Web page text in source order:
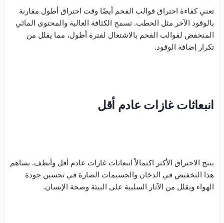
تعني كفاءة احتراق قوالب الفحم أيضًا وقت احتراق أطول مقارنة
بالوقود الآخر مثل الحطب. تسمح الكثافة العالية والمحتوى المائي
المنخفض لقوالب الفحم بالاشتعال لفترة أطول، مما يقلل من
تكرار إضافة الوقود.
انبعاثات غازات عادم أقل
ينتج الاحتراق الأكثر اكتمالاً انبعاثات غازات عادم أقل وأنظف. يساهم
هذا التخفيض في الدخان والجسيمات الضارة في تحسين جودة
الهواء ويقلل من الآثار السلبية على البيئة وصحة الإنسان.